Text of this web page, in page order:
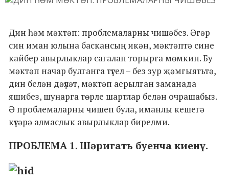
Дин һәм мәктәп: проблемаларны чишәбез. Әгәр
син иман юлына баскансың икән, мәктәптә сине
кайбер авырлыклар сагалап торырга мөмкин. Бу
мәктәп начар булганга түгел – без зур җәмгыятьтә,
дин белән дәүләт, мәктәп аерылган заманада
яшибез, шуңарга төрле шартлар белән очрашабыз.
Ә проблемаларны чишеп була, иманлы кешегә
күтәрә алмаслык авырлыклар бирелми.
ПРОБЛЕМА 1. Шәригать буенча киенү.